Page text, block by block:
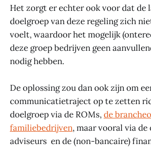
Het zorgt er echter ook voor dat de
doelgroep van deze regeling zich
voelt, waardoor het mogelijk
deze groep bedrijven geen
nodig hebben.
De oplossing zou dan ook zijn om
communicatietraject op te zetten
doelgroep via de ROMs,de
familiebedrijven, maar vooral via
adviseurs en de (non-bancaire)